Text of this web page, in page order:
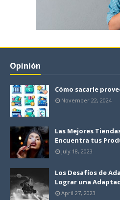
Opinión
Cómo sacarle
November 22, 2024
Las Mejores
Encuentra tus
July 18, 2023
Los Desafíos de
Lograr una
April 27, 2023